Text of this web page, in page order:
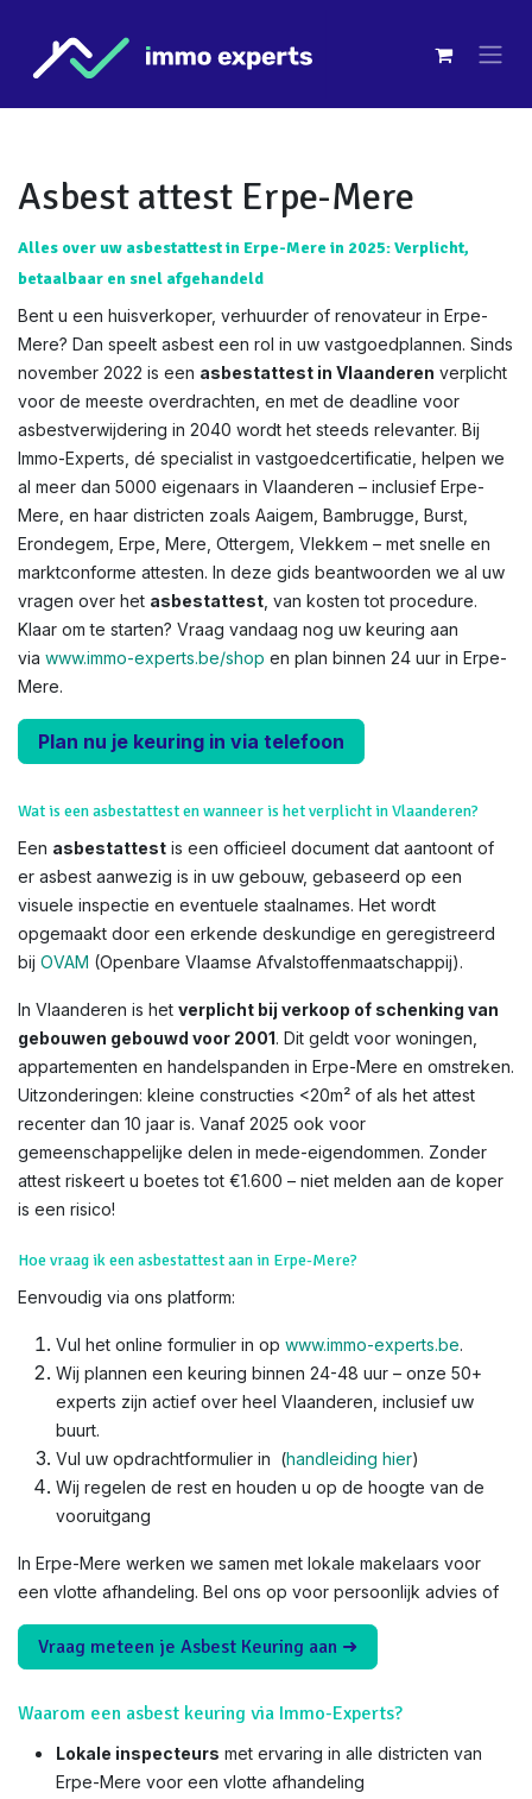
Asbest attest Erpe-Mere
Alles over uw asbestattest in Erpe-Mere in 2025: Verplicht,
betaalbaar en snel afgehandeld
Bent u een huisverkoper, verhuurder of renovateur in Erpe-
Mere? Dan speelt asbest een rol in uw vastgoedplannen. Sinds
november 2022 is een asbestattest in Vlaanderen verplicht
voor de meeste overdrachten, en met de deadline voor
asbestverwijdering in 2040 wordt het steeds relevanter. Bij
Immo-Experts, dé specialist in vastgoedcertificatie, helpen we
al meer dan 5000 eigenaars in Vlaanderen – inclusief Erpe-
Mere, en haar districten zoals Aaigem, Bambrugge, Burst,
Erondegem, Erpe, Mere, Ottergem, Vlekkem – met snelle en
marktconforme attesten. In deze gids beantwoorden we al uw
vragen over het asbestattest , van kosten tot procedure.
Klaar om te starten? Vraag vandaag nog uw keuring aan
via www.immo-experts.be/shop en plan binnen 24 uur in Erpe-
Mere.
Plan nu je keuring in via telefoon
Wat is een asbestattest en wanneer is het verplicht in Vlaanderen?
Een asbestattest is een officieel document dat aantoont of
er asbest aanwezig is in uw gebouw, gebaseerd op een
visuele inspectie en eventuele staalnames. Het wordt
opgemaakt door een erkende deskundige en geregistreerd
bij OVAM (Openbare Vlaamse Afvalstoffenmaatschappij).
In Vlaanderen is het verplicht bij verkoop of schenking van
gebouwen gebouwd voor 2001. Dit geldt voor woningen,
appartementen en handelspanden in Erpe-Mere en omstreken.
Uitzonderingen: kleine constructies <20m² of als het attest
recenter dan 10 jaar is. Vanaf 2025 ook voor
gemeenschappelijke delen in mede-eigendommen. Zonder
attest riskeert u boetes tot €1.600 – niet melden aan de koper
is een risico!​
Hoe vraag ik een asbestattest aan in Erpe-Mere?
Eenvoudig via ons platform:
Vul het online formulier in op www.immo-experts.be.
Wij plannen een keuring binnen 24-48 uur – onze 50+
experts zijn actief over heel Vlaanderen, inclusief uw
buurt.
Vul uw opdrachtformulier in (handleiding hier)
Wij regelen de rest en houden u op de hoogte van de
vooruitgang
In Erpe-Mere werken we samen met lokale makelaars voor
een vlotte afhandeling. Bel ons op voor persoonlijk advies of
Vraag meteen je Asbest Keuring aan ➜
Waarom een asbest keuring via Immo-Experts?
Lokale inspecteurs met ervaring in alle districten van
Erpe-Mere voor een vlotte afhandeling